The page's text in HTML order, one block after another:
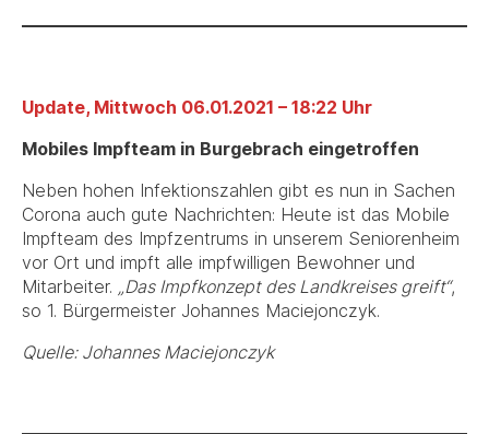
Update, Mittwoch 06.01.2021 – 18:22 Uhr
Mobiles Impfteam in Burgebrach eingetroffen
Neben hohen Infektionszahlen gibt es nun in Sachen
Corona auch gute Nachrichten: Heute ist das Mobile
Impfteam des Impfzentrums in unserem Seniorenheim
vor Ort und impft alle impfwilligen Bewohner und
Mitarbeiter. „Das Impfkonzept des Landkreises greift“,
so 1. Bürgermeister Johannes Maciejonczyk.
Quelle: Johannes Maciejonczyk